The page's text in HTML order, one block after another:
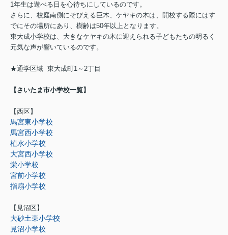
1年生は遊べる日を心待ちにしているのです。
さらに、校庭南側にそびえる巨木、ケヤキの木は、開校する際にはす
でにその場所にあり、樹齢は50年以上となります。
東大成小学校は、大きなケヤキの木に迎えられる子どもたちの明るく
元気な声が響いているのです。
★通学区域 東大成町1～2丁目
【さいたま市小学校一覧】
【西区】
馬宮東小学校
馬宮西小学校
植水小学校
大宮西小学校
栄小学校
宮前小学校
指扇小学校
【見沼区】
大砂土東小学校
見沼小学校